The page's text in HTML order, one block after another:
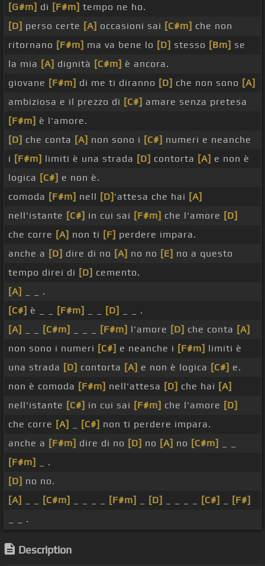
[G#m] di [F#m] tempo ne ho.
[D] perso certe [A] occasioni sai [C#m] che non
ritornano [F#m] ma va bene lo [D] stesso [Bm] se
la mia [A] dignità [C#m] è ancora.
giovane [F#m] di me ti diranno [D] che non sono [A]
ambiziosa e il prezzo di [C#] amare senza pretesa
[F#m] è l'amore.
[D] che conta [A] non sono i [C#] numeri e neanche
i [F#m] limiti è una strada [D] contorta [A] e non è
logica [C#] e non è.
comoda [F#m] nell [D] 'attesa che hai [A]
nell'istante [C#] in cui sai [F#m] che l'amore [D]
che corre [A] non ti [F] perdere impara.
anche a [D] dire di no [A] no no [E] no a questo
tempo direi di [D] cemento.
[A]
_ _ .
[C#] è _ _ [F#m] [D]
_ _ .
[A]
[C#m] [F#m] l'amore [D] che conta [A]
non sono i numeri [C#] e neanche i [F#m] limiti è
una strada [D] contorta [A] e non è logica [C#] e.
non è comoda [F#m] nell'attesa [D] che hai [A]
nell'istante [C#] in cui sai [F#m] che l'amore [D]
che corre [A] [C#] non ti perdere impara.
anche a [F#m] dire di no [D] no [A] no [C#m]
[F#m]
_ .
[D] no no.
[A]
[C#m] [F#m] [D] [C#]
[F#]
_ _ .
Description